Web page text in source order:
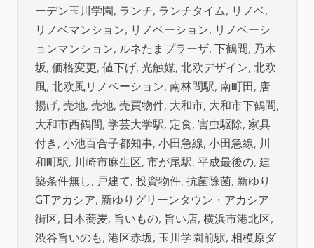
ーデン玉川学園, ランチ, ランチタイム, リノベ,
リノベマンション, リノベーション, リノベーシ
ョンマンション, ルネたまプラーザ, 下鶴間, 乃木
坂, 価格変更, 値下げ, 光触媒, 北欧デザイン, 北欧
風, 北欧風リノベーション, 南林間駅, 南町田, 唐
揚げ, 売地, 売地, 売買物件, 大和市, 大和市下鶴間,
大和市西鶴間, 学芸大学駅, 定食, 害虫駆除, 家具
付き, 小池百合子都知事, 小田急線, 小田急線, 川
和町駅, 川崎市麻生区, 市が尾駅, 平成最後の, 建
築条件無し, 戸建て, 投資物件, 抗菌除菌, 新ゆり
GTアカシア, 新ゆりグリーンタウン・アカシア
街区, 日本蕎麦, 旨いもの, 旨い店, 横浜市港北区,
渋谷旨いのも, 港区赤坂, 玉川学園前駅, 相模原ダ